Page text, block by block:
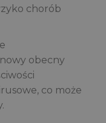
chorób
obecny
co może